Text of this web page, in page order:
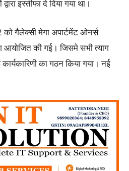
इस्तीफा दे दिया गया था।
गैलेक्सी मेगा अपार्टमेंट ओनर्स
आयोजित की गई। जिसमे सभी त्याग
का गठन किया गया। नई